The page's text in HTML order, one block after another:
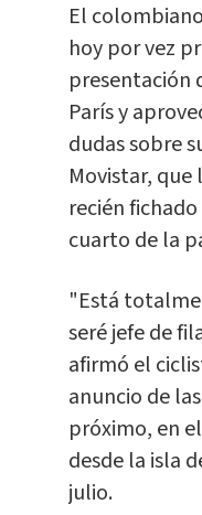
El
hoy por vez
presentación
París y
dudas sobre
Movistar,
recién
cuarto de la
"Está
seré jefe de
afirmó el
anuncio de
próximo, en
desde la isla
julio.